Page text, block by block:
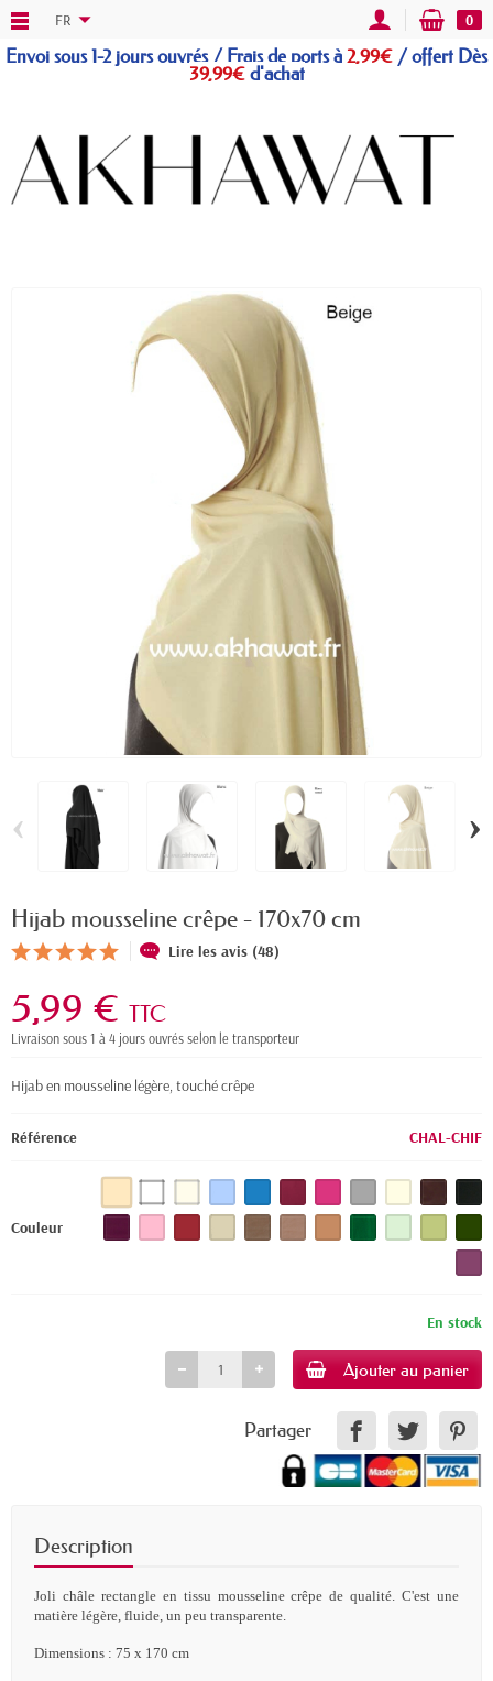
Envoi sous 1-2 jours ouvrés / Frais de ports à 2,99€ /offert Dès
39,99€d'achat
FR 0
‹ ›
Hijab mousseline crêpe - 170x70 cm
Lire les avis (48)
5,99 € TTC
Livraison sous 1 à 4 jours ouvrés selon le transporteur
Hijab en mousseline légère, touché crêpe
Référence CHAL-CHIF
Couleur
En stock
Ajouter au panier
Partager
Description
Joli châle rectangle en tissu mousseline crêpe de qualité. C'est une
matière légère, fluide, un peu transparente.
Dimensions : 75 x 170 cm